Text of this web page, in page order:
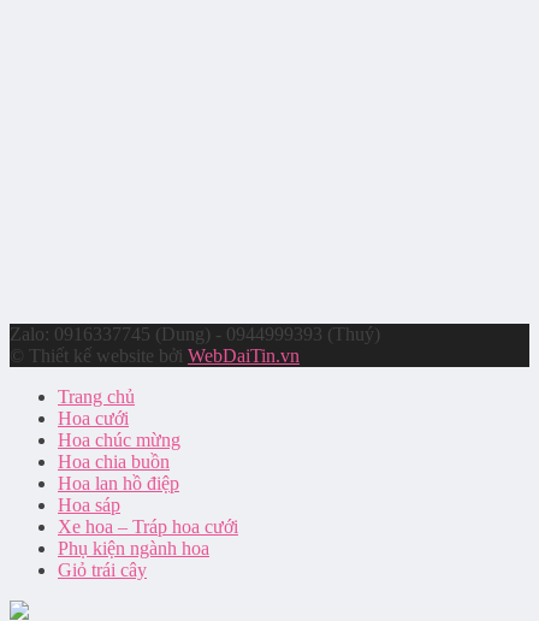
Zalo: 0916337745 (Dung) - 0944999393 (Thuý)
© Thiết kế website bởi WebDaiTin.vn
Trang chủ
Hoa cưới
Hoa chúc mừng
Hoa chia buồn
Hoa lan hồ điệp
Hoa sáp
Xe hoa – Tráp hoa cưới
Phụ kiện ngành hoa
Giỏ trái cây